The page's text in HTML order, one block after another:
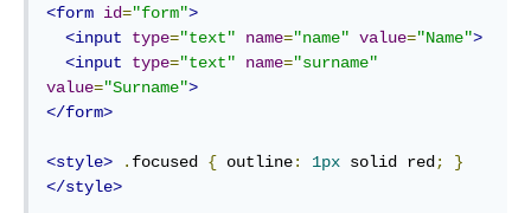
<form id="form">
<input
type="text" name="name" value="Name">
<input
type="text" name="surname"
value="Surname">
</form>
<style> . focused { outline: 1px solid red ;
}
</style>